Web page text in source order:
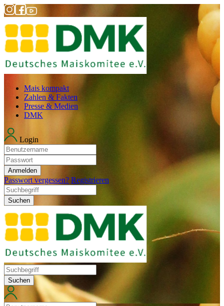
Mais kompakt
Zahlen & Fakten
Presse & Medien
DMK
Login
Anmelden
Passwort vergessen? Registrieren
Suchen
Suchen